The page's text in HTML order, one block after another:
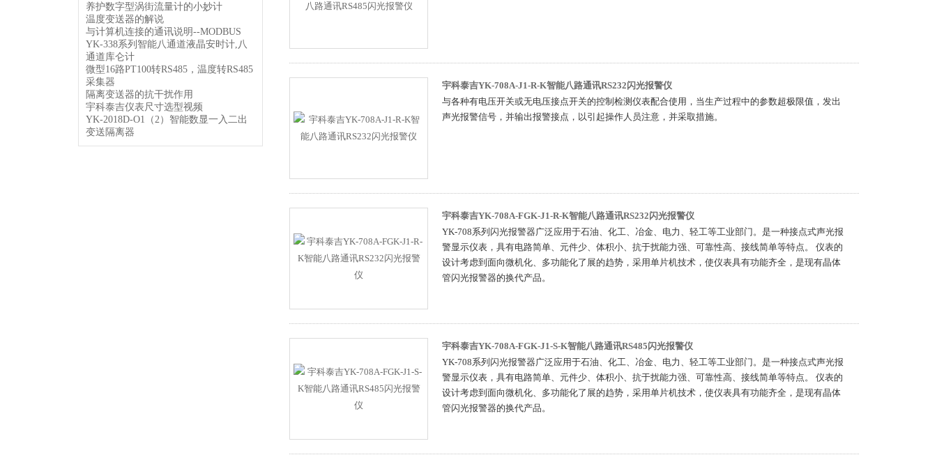
养护数字型涡街流量计的小妙计
温度变送器的解说
与计算机连接的通讯说明--MODBUS
YK-338系列智能八通道液晶安时计,八
通道库仑计
微型16路PT100转RS485，温度转RS485
采集器
隔离变送器的抗干扰作用
宇科泰吉仪表尺寸选型视频
YK-2018D-O1（2）智能数显一入二出
变送隔离器
宇科泰吉YK-708A-J1-R-K智能八路通讯RS232闪光报警仪
与各种有电压开关或无电压接点开关的控制检测仪表配合使用，当生产过程中的参数超极限值，发出
声光报警信号，并输出报警接点，以引起操作人员注意，并采取措施。
宇科泰吉YK-708A-FGK-J1-R-K智能八路通讯RS232闪光报警仪
YK-708系列闪光报警器广泛应用于石油、化工、冶金、电力、轻工等工业部门。是一种接点式声光报
警显示仪表，具有电路简单、元件少、体积小、抗于扰能力强、可靠性高、接线简单等特点。 仪表的
设计考虑到面向微机化、多功能化了展的趋势，采用单片机技术，使仪表具有功能齐全，是现有晶体
管闪光报警器的换代产品。
宇科泰吉YK-708A-FGK-J1-S-K智能八路通讯RS485闪光报警仪
YK-708系列闪光报警器广泛应用于石油、化工、冶金、电力、轻工等工业部门。是一种接点式声光报
警显示仪表，具有电路简单、元件少、体积小、抗于扰能力强、可靠性高、接线简单等特点。 仪表的
设计考虑到面向微机化、多功能化了展的趋势，采用单片机技术，使仪表具有功能齐全，是现有晶体
管闪光报警器的换代产品。